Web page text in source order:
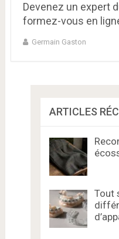
Devenez un expert
formez-vous en
Germain Gaston
ARTICLES
Tout